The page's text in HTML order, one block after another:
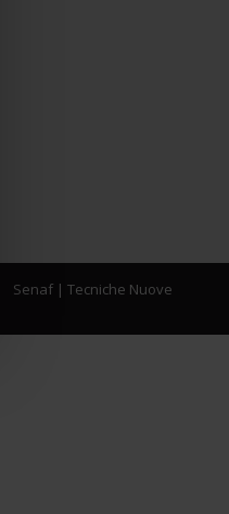
Senaf| Tecniche Nuove